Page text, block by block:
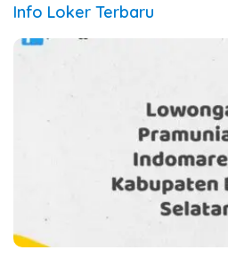
Info Loker Terbaru